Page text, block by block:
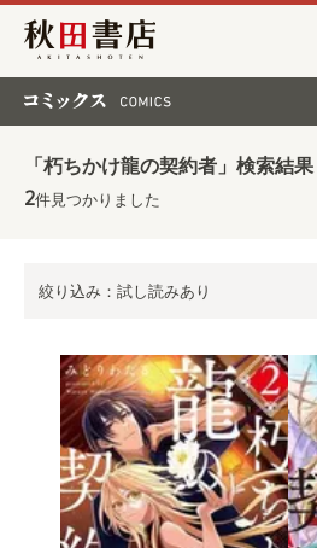
秋田書店
「朽ちかけ龍の契約者」検索結果
2件見つかりました
絞り込み：試し読みあり